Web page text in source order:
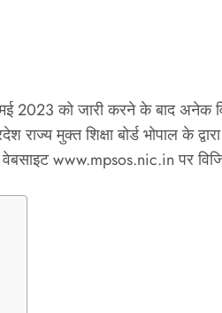
मई 2023 को जारी करने के बाद
राज्य मुक्त शिक्षा बोर्ड भोपाल के
वेबसाइट www.mpsos.nic.in पर